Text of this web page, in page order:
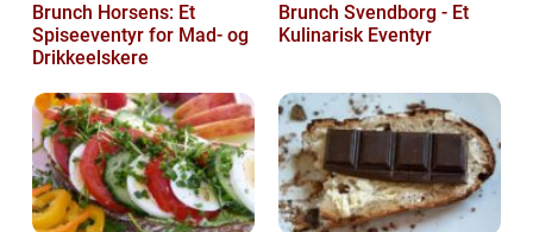
Brunch Horsens: Et
Spiseeventyr for Mad- og
Drikkeelskere
Brunch Svendborg - Et
Kulinarisk Eventyr